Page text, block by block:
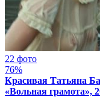
22 фото
76%
Красивая Татьяна
«Вольная грамота»,